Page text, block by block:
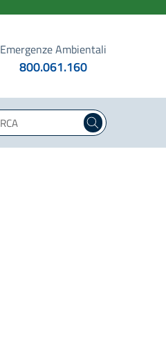
Emergenze Ambientali
800.061.160